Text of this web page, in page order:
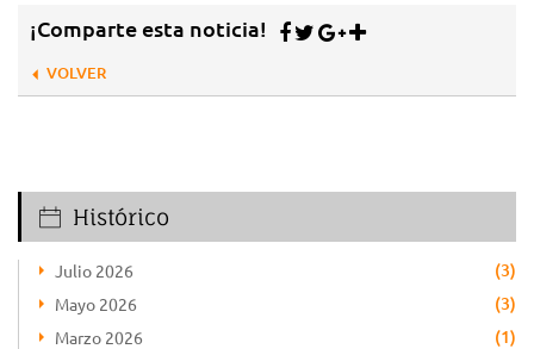
¡Comparte esta noticia!
VOLVER
Histórico
Julio 2026 (3)
Mayo 2026 (3)
Marzo 2026 (1)